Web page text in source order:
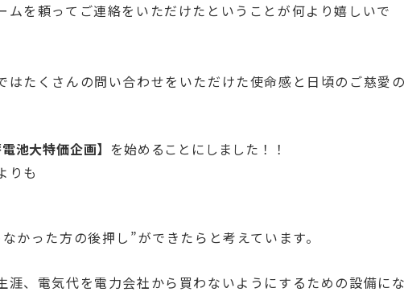
ムを頼ってご連絡をいただけたということが何より嬉しいで
はたくさんの問い合わせをいただけた使命感と日頃のご慈愛の
池大特価企画】 を始めることにしました！！
りも
かった方の後押し”ができたらと考えています。
涯、電気代を電力会社から買わないようにするための設備にな